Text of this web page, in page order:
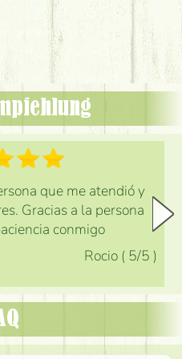
que me atendió y
Gracias a la persona
conmigo
Rocio ( 5/5 )